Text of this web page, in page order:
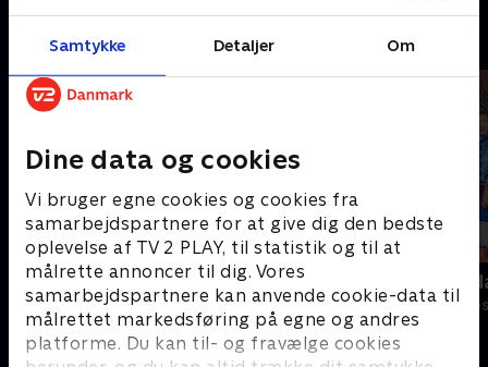
Samtykke Detaljer Om
Dine data og cookies
Vi bruger egne cookies og cookies fra
samarbejdspartnere for at give dig den bedste
oplevelse af TV 2 PLAY, til statistik og til at
målrette annoncer til dig. Vores
samarbejdspartnere kan anvende cookie-data til
målrettet markedsføring på egne og andres
platforme. Du kan til- og fravælge cookies
Andre så også
Sølykken
Komedie • 4 sæsoner
Robssons
Komedie • 1